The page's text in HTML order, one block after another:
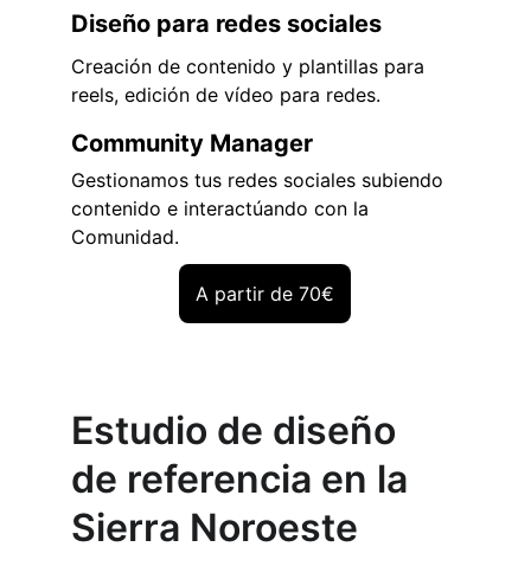
Diseño para redes sociales
Creación de contenido y plantillas para
reels, edición de vídeo para redes.
Community Manager
Gestionamos tus redes sociales subiendo
contenido e interactúando con la
Comunidad.
A partir de 70€
Estudio de diseño
de referencia en la
Sierra Noroeste